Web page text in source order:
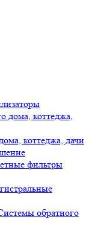
коттеджа, дачи
фильтры
обратного